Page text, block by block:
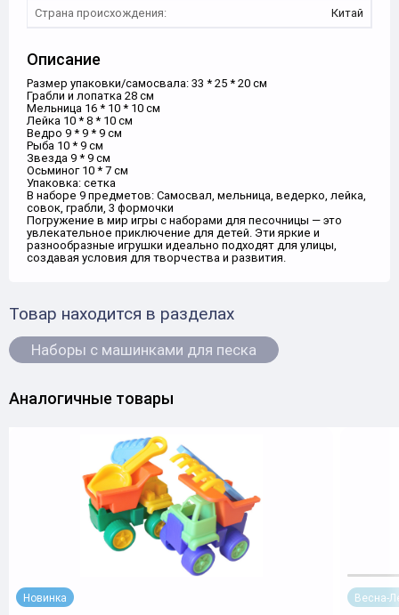
Страна происхождения:
Китай
Описание
Размер упаковки/самосвала: 33 * 25 * 20 см
Грабли и лопатка 28 см
Мельница 16 * 10 * 10 см
Лейка 10 * 8 * 10 см
Ведро 9 * 9 * 9 см
Рыба 10 * 9 см
Звезда 9 * 9 см
Осьминог 10 * 7 см
Упаковка: сетка
В наборе 9 предметов: Самосвал, мельница, ведерко, лейка,
совок, грабли, 3 формочки
Погружение в мир игры с наборами для песочницы — это
увлекательное приключение для детей. Эти яркие и
разнообразные игрушки идеально подходят для улицы,
создавая условия для творчества и развития.
Товар находится в разделах
Наборы с машинками для песка
Аналогичные товары
Новинка Весна-